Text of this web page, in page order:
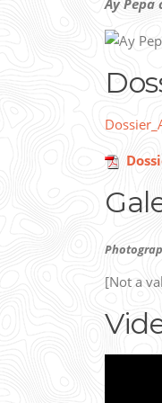
[Not a